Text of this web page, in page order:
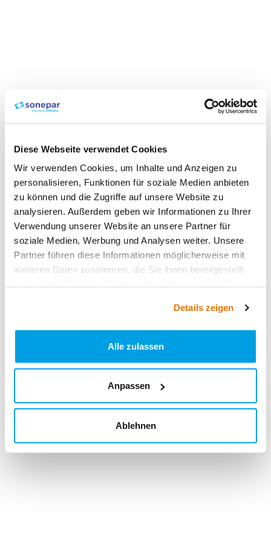
Diese Webseite verwendet Cookies
Wir verwenden Cookies, um Inhalte und Anzeigen zu
personalisieren, Funktionen für soziale Medien anbieten
zu können und die Zugriffe auf unsere Website zu
analysieren. Außerdem geben wir Informationen zu Ihrer
Verwendung unserer Website an unsere Partner für
soziale Medien, Werbung und Analysen weiter. Unsere
Partner führen diese Informationen möglicherweise mit
weiteren Daten zusammen, die Sie ihnen bereitgestellt
Details zeigen
Alle zulassen
Anpassen
Ablehnen